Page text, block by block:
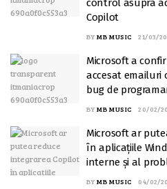
control asupra
Copilot
BY MB MUSIC 21/03/
Microsoft a
accesat emailuri
bug de
BY MB MUSIC 20/02/
Microsoft ar
în aplicațiile
interne și al
BY MB MUSIC 04/02/